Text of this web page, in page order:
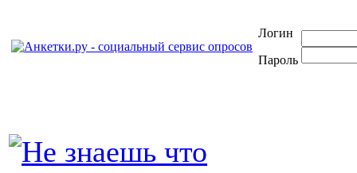
Логин
Пароль